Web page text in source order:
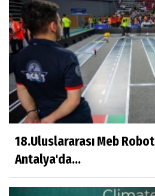
18.Uluslararası Meb Robot
Antalya'da...